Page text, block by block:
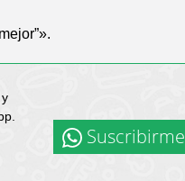
Suscribirme